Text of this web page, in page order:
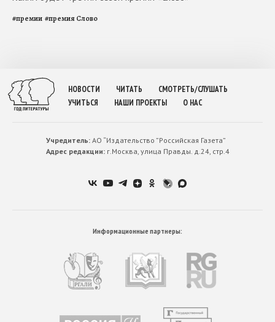
#премии #премия Слово
НОВОСТИ ЧИТАТЬ
СМОТРЕТЬ/СЛУШАТЬ
УЧИТЬСЯ
НАШИ ПРОЕКТЫ О НАС
Учредитель:АО “Издательство ”Российская Газета”
Адрес редакции:г.Москва, улица Правды. д.24, стр.4
Информационные партнеры: